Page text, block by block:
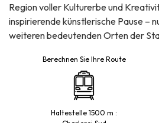
Region voller Kulturerbe und
inspirierende künstlerische Pause –
weiteren bedeutenden Orten der
Berechnen Sie Ihre Route
Haltestelle 1500 m :